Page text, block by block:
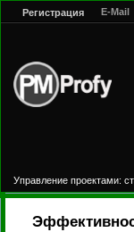
Регистрация E-Mail
Управление проектами: